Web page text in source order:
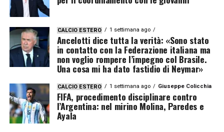
CALCIO ESTERO 1 settimana ago
Ancelotti dice tutta la verità: «Sono stato
in contatto con la Federazione italiana ma
non voglio rompere l’impegno col Brasile.
Una cosa mi ha dato fastidio di Neymar»
CALCIO ESTERO 1 settimana ago Giuseppe Colicchia
FIFA, procedimento disciplinare contro
l’Argentina: nel mirino Molina, Paredes e
Ayala